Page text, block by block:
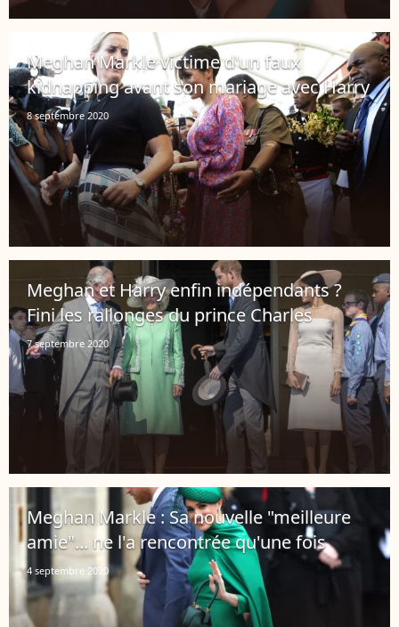
Meghan Markle victime d'un faux
kidnapping avant son mariage avec Harry
8 septembre 2020
Meghan et Harry enfin indépendants ?
Fini les rallonges du prince Charles
7 septembre 2020
Meghan Markle : Sa nouvelle "meilleure
amie"... ne l'a rencontrée qu'une fois
4 septembre 2020